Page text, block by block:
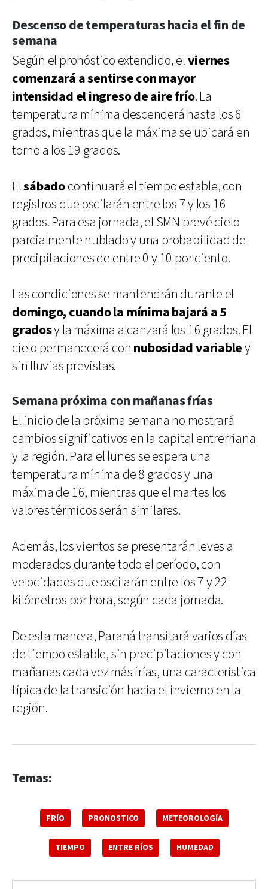
Descenso de temperaturas hacia el fin de
semana
Según el pronóstico extendido, elviernes
comenzará a sentirse con mayor
intensidad el ingreso de aire frío. La
temperatura mínima descenderá hasta los 6
grados, mientras que la máxima se ubicará en
torno a los 19 grados.
Elsábadocontinuará el tiempo estable, con
registros que oscilarán entre los 7 y los 16
grados. Para esa jornada, el SMN prevé cielo
parcialmente nublado y una probabilidad de
precipitaciones de entre 0 y 10 por ciento.
Las condiciones se mantendrán durante el
domingo, cuando la mínima bajará a 5
gradosy la máxima alcanzará los 16 grados. El
cielo permanecerá con nubosidad variabley
sin lluvias previstas.
Semana próxima con mañanas frías
El inicio de la próxima semana no mostrará
cambios significativos en la capital entrerriana
y la región. Para el lunes se espera una
temperatura mínima de 8 grados y una
máxima de 16, mientras que el martes los
valores térmicos serán similares.
Además, los vientos se presentarán leves a
moderados durante todo el período, con
velocidades que oscilarán entre los 7 y 22
kilómetros por hora, según cada jornada.
De esta manera, Paraná transitará varios días
de tiempo estable, sin precipitaciones y con
mañanas cada vez más frías, una característica
típica de la transición hacia el invierno en la
región.
Temas:
FRÍO PRONOSTICO METEOROLOGÍA
TIEMPO ENTRE RÍOS HUMEDAD